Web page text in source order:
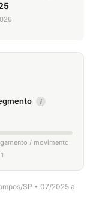
i
/ movimento
SP • 07/2025 a